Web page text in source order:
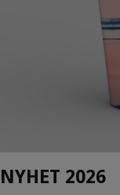
NYHET 2026